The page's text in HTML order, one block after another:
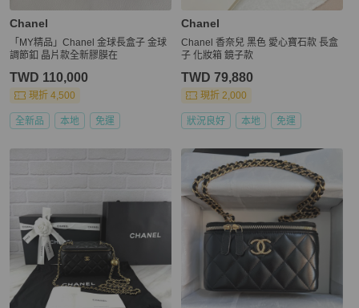
Chanel
「MY精品」Chanel 金球長盒子 金球
調節釦 晶片款全新膠膜在
TWD 110,000
現折 4,500
全新品 本地 免運
Chanel
Chanel 香奈兒 黑色 愛心寶石款 長盒
子 化妝箱 鏡子款
TWD 79,880
現折 2,000
狀況良好 本地 免運